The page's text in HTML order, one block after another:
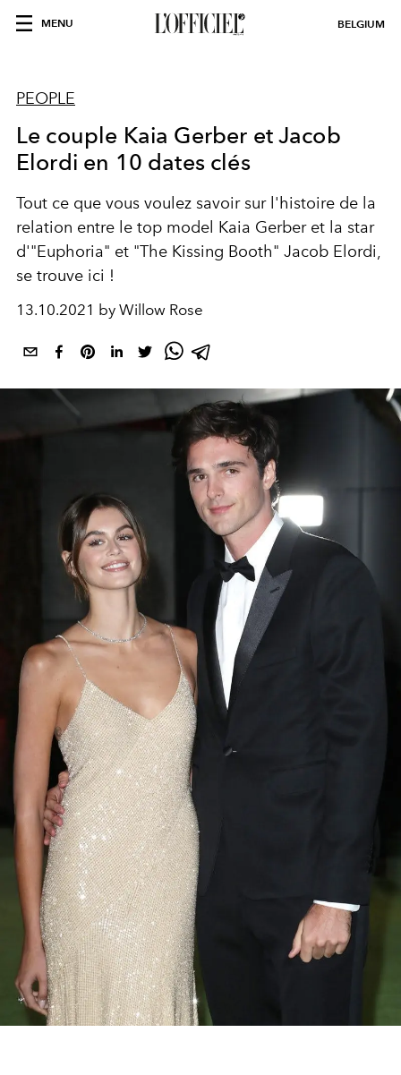
MENU BELGIUM
PEOPLE
Le couple Kaia Gerber et Jacob
Elordi en 10 dates clés
Tout ce que vous voulez savoir sur l'histoire de la
relation entre le top model Kaia Gerber et la star
d'"Euphoria" et "The Kissing Booth" Jacob Elordi,
se trouve ici !
13.10.2021 by Willow Rose